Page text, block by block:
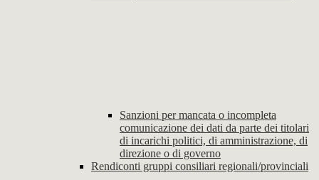
Sanzioni per mancata o incompleta
comunicazione dei dati da parte dei titolari
di incarichi politici, di amministrazione, di
direzione o di governo
Rendiconti gruppi consiliari regionali/provinciali